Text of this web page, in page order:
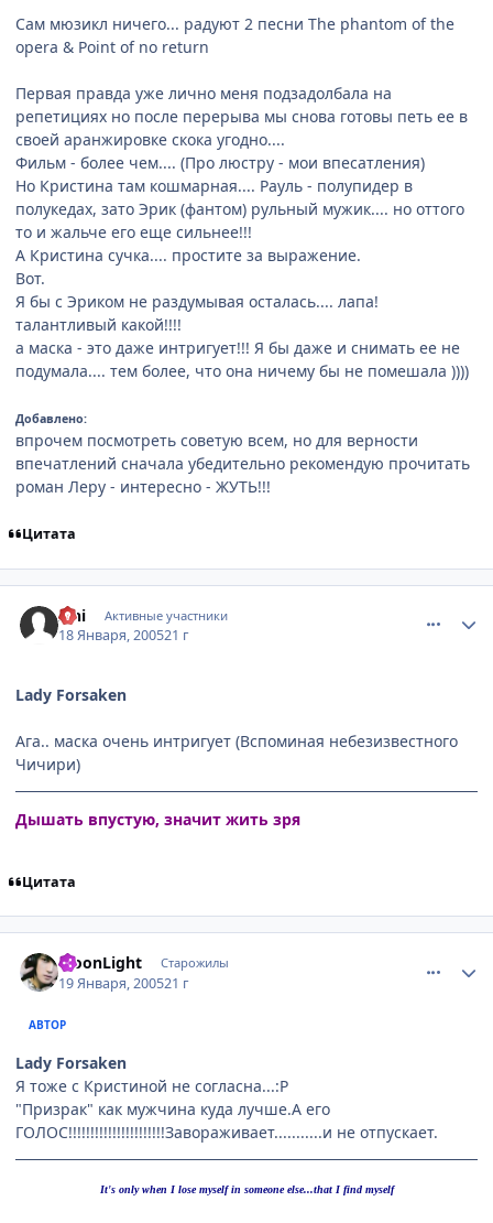
Сам мюзикл ничего... радуют 2 песни The phantom of the
opera & Point of no return
Первая правда уже лично меня подзадолбала на
репетициях но после перерыва мы снова готовы петь ее в
своей аранжировке скока угодно....
Фильм - более чем.... (Про люстру - мои впесатления)
Но Кристина там кошмарная.... Рауль - полупидер в
полукедах, зато Эрик (фантом) рульный мужик.... но оттого
то и жальче его еще сильнее!!!
А Кристина сучка.... простите за выражение.
Вот.
Я бы с Эриком не раздумывая осталась.... лапа!
талантливый какой!!!!
а маска - это даже интригует!!! Я бы даже и снимать ее не
подумала.... тем более, что она ничему бы не помешала ))))
Добавлено:
впрочем посмотреть советую всем, но для верности
впечатлений сначала убедительно рекомендую прочитать
роман Леру - интересно - ЖУТЬ!!!
Цитата
Ishi Активные участники
18 Января, 200521 г
Lady Forsaken
Ага.. маска очень интригует (Вспоминая небезизвестного
Чичири)
Дышать впустую, значит жить зря
Цитата
MoonLight Старожилы
19 Января, 200521 г
АВТОР
Lady Forsaken
Я тоже с Кристиной не согласна...:P
"Призрак" как мужчина куда лучше.А его
ГОЛОС!!!!!!!!!!!!!!!!!!!!!!Завораживает...........и не отпускает.
It's only when I lose myself in someone else...that I find myself